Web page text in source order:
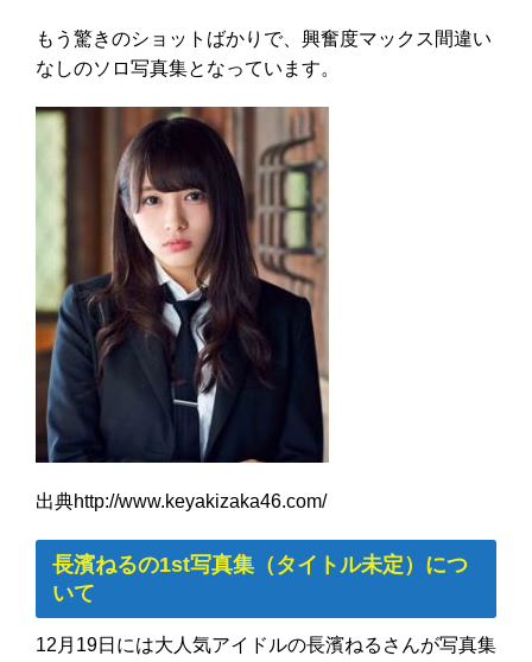
もう驚きのショットばかりで、興奮度マックス間違い
なしのソロ写真集となっています。
出典http://www.keyakizaka46.com/
長濱ねるの1st写真集（タイトル未定）につ
いて
12月19日には大人気アイドルの長濱ねるさんが写真集